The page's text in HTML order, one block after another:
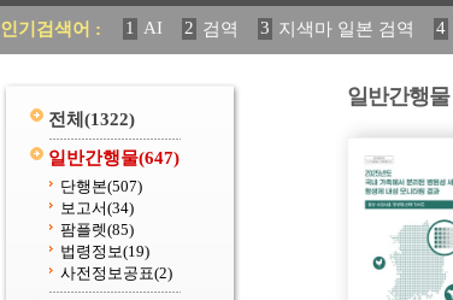
인기검색어 : 1 AI 2 검역 3 지색마 일본 검역 4
11 2025 12 중독성 식물 도감 13 媛
전체 (1322)
일반간행물(647)
단행본(507)
보고서(34)
팜플렛(85)
법령정보(19)
사전정보공표(2)
일반간행물